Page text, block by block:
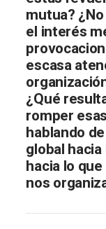
mutua?
el interés
escasa
¿Qué
romper
hablando
global
hacia lo
nos